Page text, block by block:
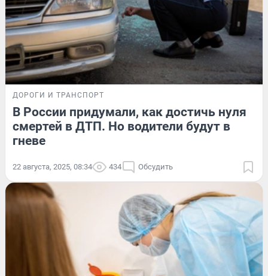
ДОРОГИ И ТРАНСПОРТ
В России придумали, как достичь нуля
смертей в ДТП. Но водители будут в
гневе
22 августа, 2025, 08:34 434 Обсудить